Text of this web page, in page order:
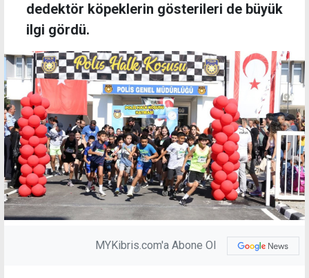
dedektör köpeklerin gösterileri de büyük
ilgi gördü.
MYKibris.com'a Abone Ol